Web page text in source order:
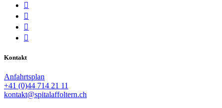




Kontakt
Anfahrtsplan
+41 (0)44 714 21 11
kontakt@spitalaffoltern.ch